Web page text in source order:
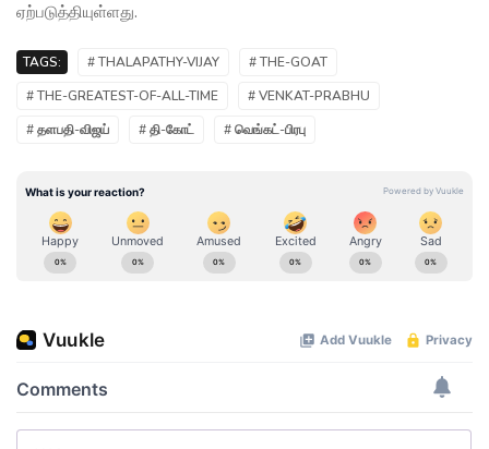
ஏற்படுத்தியுள்ளது.
TAGS: # THALAPATHY-VIJAY
# THE-GOAT
# THE-GREATEST-OF-ALL-TIME
# VENKAT-PRABHU
# தளபதி-விஜய்
# தி-கோட் # வெங்கட்-பிரபு